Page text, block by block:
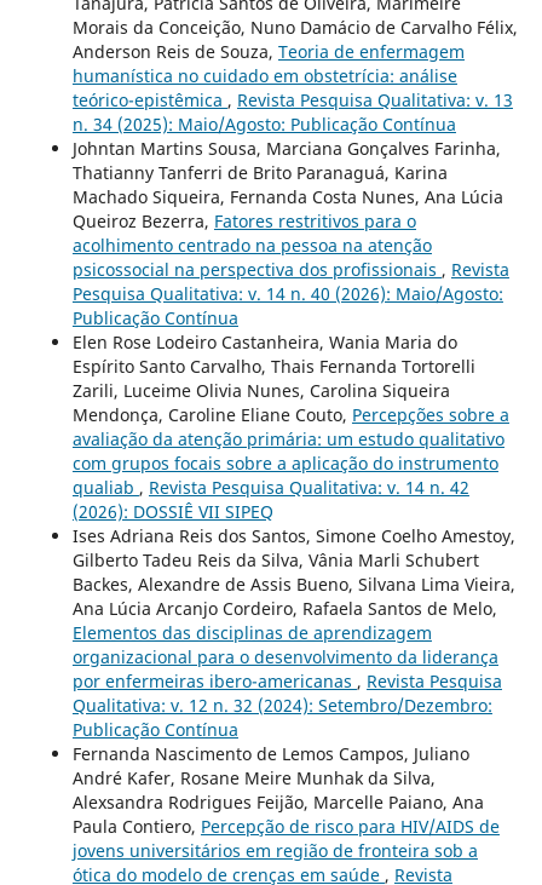
Morais da Conceição, Nuno Damácio de Carvalho Félix,
Anderson Reis de Souza, Teoria de enfermagem
humanística no cuidado em obstetrícia: análise
teórico-epistêmica , Revista Pesquisa Qualitativa: v. 13
n. 34 (2025): Maio/Agosto: Publicação Contínua
Johntan Martins Sousa, Marciana Gonçalves Farinha,
Thatianny Tanferri de Brito Paranaguá, Karina
Machado Siqueira, Fernanda Costa Nunes, Ana Lúcia
Queiroz Bezerra, Fatores restritivos para o
acolhimento centrado na pessoa na atenção
psicossocial na perspectiva dos profissionais , Revista
Pesquisa Qualitativa: v. 14 n. 40 (2026): Maio/Agosto:
Publicação Contínua
Elen Rose Lodeiro Castanheira, Wania Maria do
Espírito Santo Carvalho, Thais Fernanda Tortorelli
Zarili, Luceime Olivia Nunes, Carolina Siqueira
Mendonça, Caroline Eliane Couto, Percepções sobre a
avaliação da atenção primária: um estudo qualitativo
com grupos focais sobre a aplicação do instrumento
qualiab , Revista Pesquisa Qualitativa: v. 14 n. 42
(2026): DOSSIÊ VII SIPEQ
Ises Adriana Reis dos Santos, Simone Coelho Amestoy,
Gilberto Tadeu Reis da Silva, Vânia Marli Schubert
Backes, Alexandre de Assis Bueno, Silvana Lima Vieira,
Ana Lúcia Arcanjo Cordeiro, Rafaela Santos de Melo,
Elementos das disciplinas de aprendizagem
organizacional para o desenvolvimento da liderança
por enfermeiras ibero-americanas , Revista Pesquisa
Qualitativa: v. 12 n. 32 (2024): Setembro/Dezembro:
Publicação Contínua
Fernanda Nascimento de Lemos Campos, Juliano
André Kafer, Rosane Meire Munhak da Silva,
Alexsandra Rodrigues Feijão, Marcelle Paiano, Ana
Paula Contiero, Percepção de risco para HIV/AIDS de
jovens universitários em região de fronteira sob a
ótica do modelo de crenças em saúde , Revista